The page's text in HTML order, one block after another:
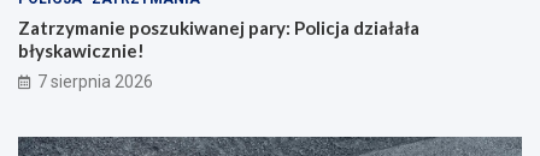
Zatrzymanie poszukiwanej pary: Policja działała
błyskawicznie!
7 sierpnia 2026